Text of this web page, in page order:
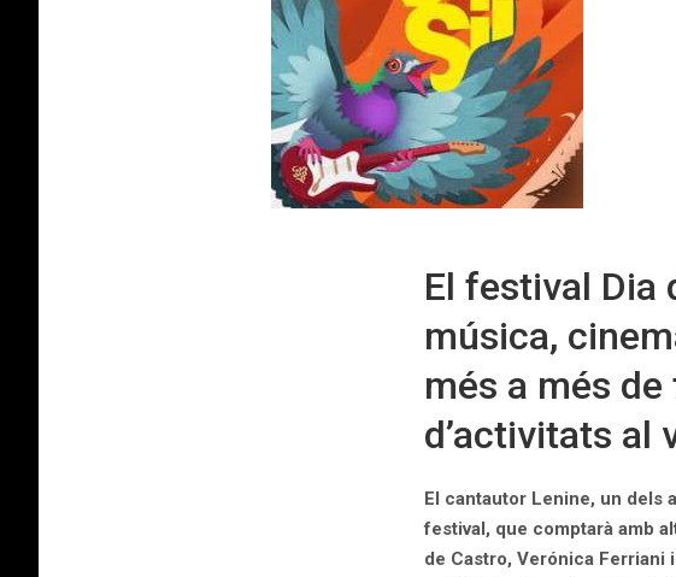
El festival Dia
música,
més a més
d’activitats al
El cantautor Lenine, un dels
festival, que comptarà amb
de Castro, Verónica Ferriani